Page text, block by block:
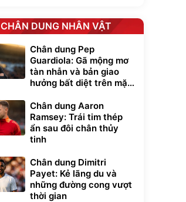
CHÂN DUNG NHÂN VẬT
Chân dung Pep
Guardiola: Gã mộng mơ
tàn nhẫn và bản giao
hưởng bất diệt trên mặt
Chân dung Aaron
Ramsey: Trái tim thép
ẩn sau đôi chân thủy
tinh
Chân dung Dimitri
Payet: Kẻ lãng du và
những đường cong vượt
thời gian